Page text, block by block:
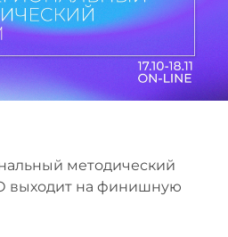
методический
выходит на финишную